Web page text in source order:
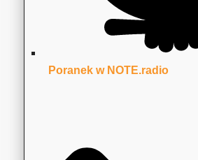
Poranek w NOTE.radio